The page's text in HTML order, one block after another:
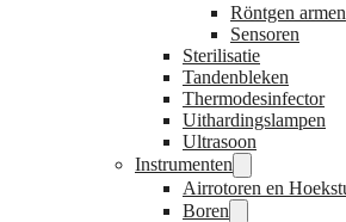
Röntgen armen
Sensoren
Sterilisatie
Tandenbleken
Thermodesinfector
Uithardingslampen
Ultrasoon
Instrumenten
Airrotoren en
Boren